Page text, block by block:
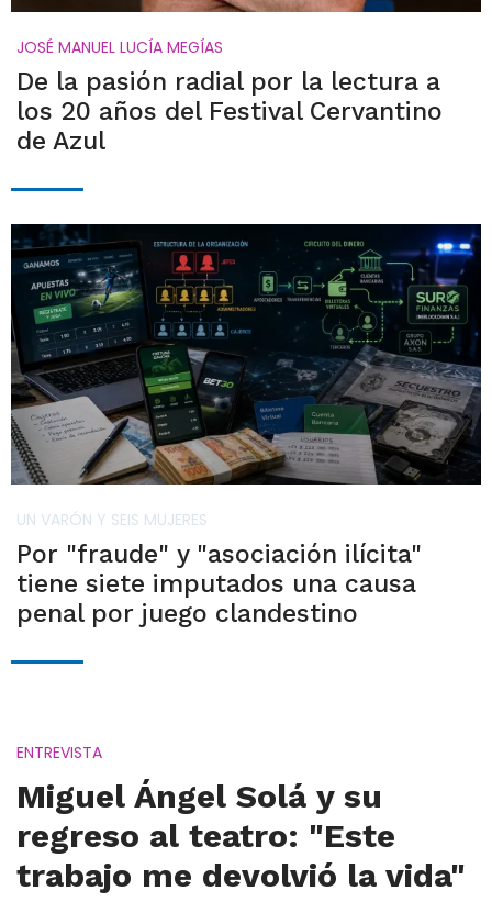
JOSÉ MANUEL LUCÍA MEGÍAS
De la pasión radial por la lectura a
los 20 años del Festival Cervantino
de Azul
UN VARÓN Y SEIS MUJERES
Por "fraude" y "asociación ilícita"
tiene siete imputados una causa
penal por juego clandestino
ENTREVISTA
Miguel Ángel Solá y su
regreso al teatro: "Este
trabajo me devolvió la vida"